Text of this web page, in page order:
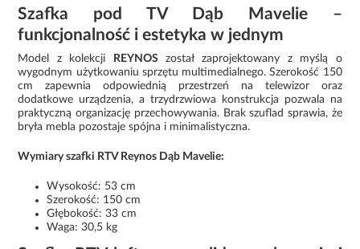
Szafka pod TV Dąb Mavelie –
funkcjonalność i estetyka w jednym
Model z kolekcji REYNOS został zaprojektowany z myślą o
wygodnym użytkowaniu sprzętu multimedialnego. Szerokość 150
cm zapewnia odpowiednią przestrzeń na telewizor oraz
dodatkowe urządzenia, a trzydrzwiowa konstrukcja pozwala na
praktyczną organizację przechowywania. Brak szuflad sprawia, że
bryła mebla pozostaje spójna i minimalistyczna.
Wymiary szafki RTV Reynos Dąb Mavelie:
Wysokość: 53 cm
Szerokość: 150 cm
Głębokość: 33 cm
Waga: 30,5 kg